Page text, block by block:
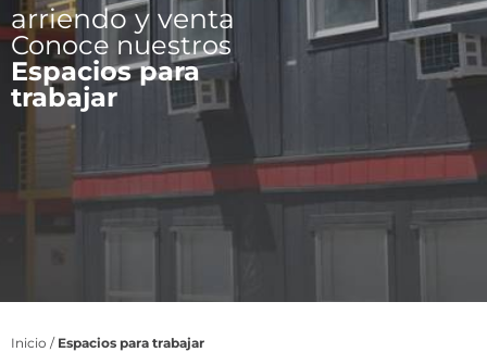
arriendo y venta
Conoce nuestros
Espacios para
trabajar
Inicio / Espacios para trabajar